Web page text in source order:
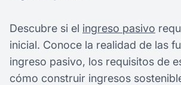
Descubre si el ingreso pasivo
inicial. Conoce la realidad de las
ingreso pasivo, los requisitos de
cómo construir ingresos